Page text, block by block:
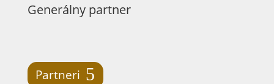
Generálny partner
Partneri